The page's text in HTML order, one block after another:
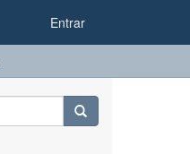
Entrar